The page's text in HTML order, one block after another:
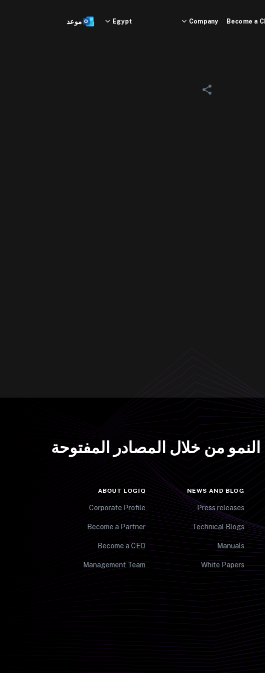
Become a
Company
Egypt موعد
النمو من خلال المصادر المفتوحة
NEWS AND BLOG
Press releases
Technical Blogs
Manuals
White Papers
ABOUT LOGIQ
Corporate Profile
Become a Partner
Become a CEO
Management Team